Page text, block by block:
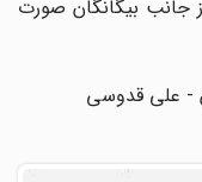
بیگانگان صورت
- علی قدوسی